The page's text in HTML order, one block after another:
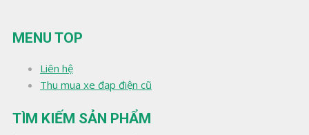
đến
nội
MENU TOP
Liên hệ
Thu mua xe đạp điện cũ
TÌM KIẾM SẢN PHẨM